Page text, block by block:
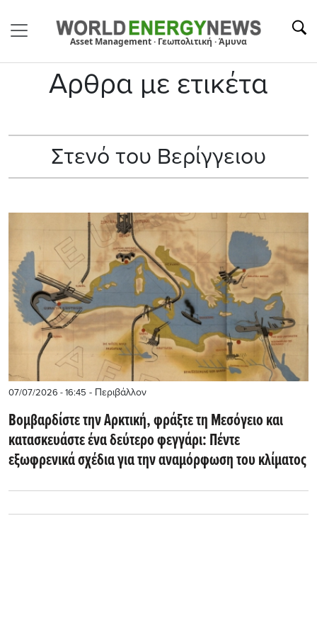
Asset Management · Γεωπολιτική · Άμυνα
Αρθρα με ετικέτα
Στενό του Βερίγγειου
07/07/2026 - 16:45 - Περιβάλλον
Βομβαρδίστε την Αρκτική, φράξτε τη Μεσόγειο και
κατασκευάστε ένα δεύτερο φεγγάρι: Πέντε
εξωφρενικά σχέδια για την αναμόρφωση του κλίματος